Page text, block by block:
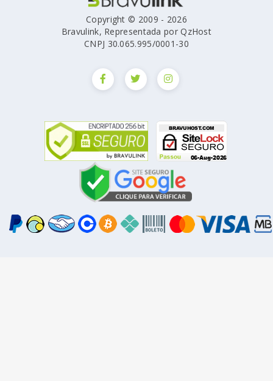
Copyright © 2009 - 2026
Bravulink, Representada por QzHost
CNPJ 30.065.995/0001-30